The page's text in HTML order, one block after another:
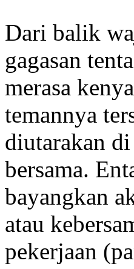
Dari balik
gagasan
merasa
temannya
diutarakan
bersama.
bayangkan
atau
pekerjaan